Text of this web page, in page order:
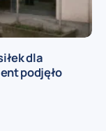
dla
podjęło